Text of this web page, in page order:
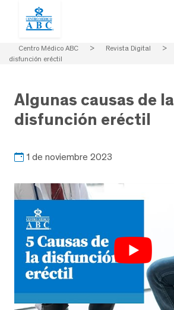
Centro Médico ABC > Revista Digital >
disfunción eréctil
Algunas causas de la
disfunción eréctil
1 de noviembre 2023